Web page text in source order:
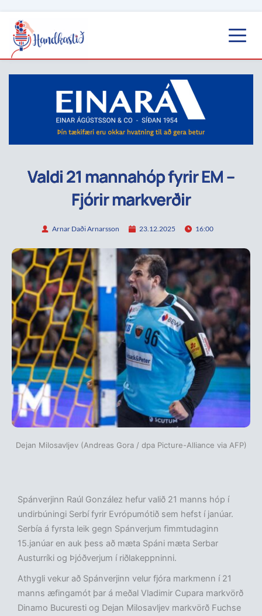
Valdi 21 mannahóp fyrir EM –
Fjórir markverðir
Arnar Daði Arnarsson 23.12.2025 16:00
Dejan Milosavljev (Andreas Gora / dpa Picture-Alliance via AFP)
Spánverjinn Raúl González hefur valið 21 manns hóp í
undirbúningi Serbí fyrir Evrópumótið sem hefst í janúar.
Serbía á fyrsta leik gegn Spánverjum fimmtudaginn
15.janúar en auk þess að mæta Spáni mæta Serbar
Austurríki og Þjóðverjum í riðlakeppninni.
Athygli vekur að Spánverjinn velur fjóra markmenn í 21
manns æfingamót þar á meðal Vladimir Cupara markvörð
Dinamo Bucuresti og Dejan Milosavljev markvörð Fuchse